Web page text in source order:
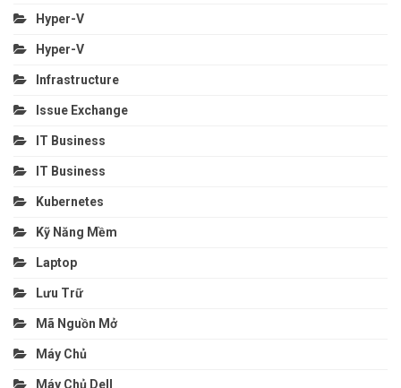
Hyper-V
Hyper-V
Infrastructure
Issue Exchange
IT Business
IT Business
Kubernetes
Kỹ Năng Mềm
Laptop
Lưu Trữ
Mã Nguồn Mở
Máy Chủ
Máy Chủ Dell